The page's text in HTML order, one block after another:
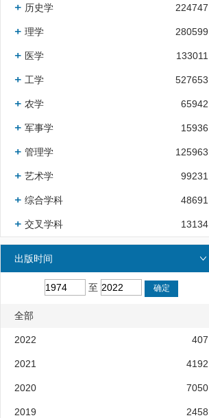
历史学 224747
理学 280599
医学 133011
工学 527653
农学 65942
军事学 15936
管理学 125963
艺术学 99231
综合学科 48691
交叉学科 13134
出版时间
至
全部
2022 407
2021 4192
2020 7050
2019 2458